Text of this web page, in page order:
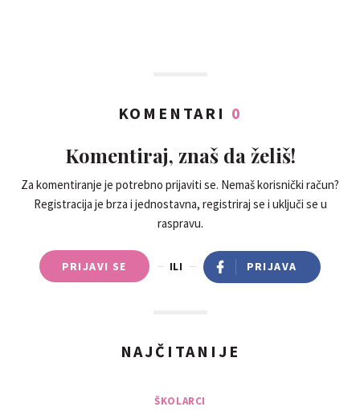
KOMENTARI 0
Komentiraj, znaš da želiš!
Za komentiranje je potrebno prijaviti se. Nemaš korisnički račun?
Registracija je brza i jednostavna, registriraj se i uključi se u
raspravu.
PRIJAVI SE ILI PRIJAVA
NAJČITANIJE
ŠKOLARCI